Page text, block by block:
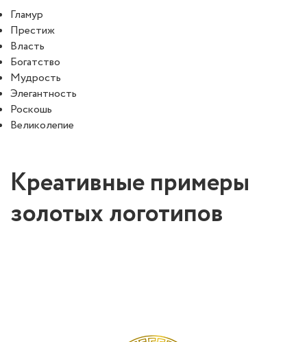
Гламур
Престиж
Власть
Богатство
Мудрость
Элегантность
Роскошь
Великолепие
Креативные примеры
золотых логотипов